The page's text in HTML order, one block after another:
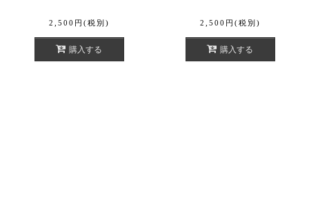
2,500 円 (税別)
購入する
2,500 円 (税別)
購入する